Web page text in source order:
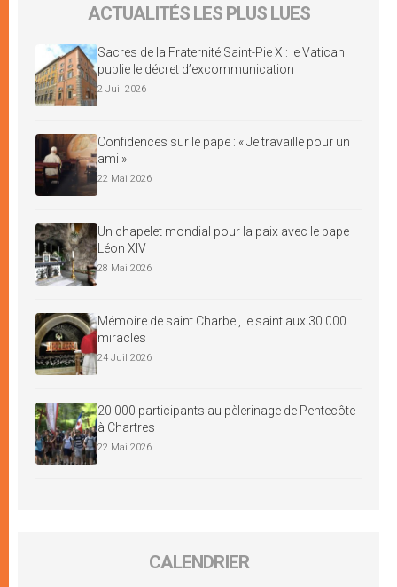
ACTUALITÉS LES PLUS LUES
Sacres de la Fraternité Saint-Pie X : le Vatican
publie le décret d’excommunication
2 Juil 2026
Confidences sur le pape : « Je travaille pour un
ami »
22 Mai 2026
Un chapelet mondial pour la paix avec le pape
Léon XIV
28 Mai 2026
Mémoire de saint Charbel, le saint aux 30 000
miracles
24 Juil 2026
20 000 participants au pèlerinage de Pentecôte
à Chartres
22 Mai 2026
CALENDRIER